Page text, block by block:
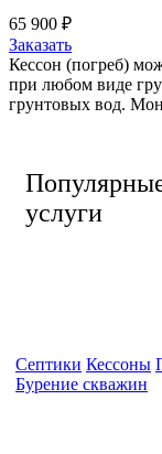
65 900 ₽
Заказать
Кессон (погреб)
при любом виде
грунтовых вод.
услуги
Септики Кессоны
Бурение скважин